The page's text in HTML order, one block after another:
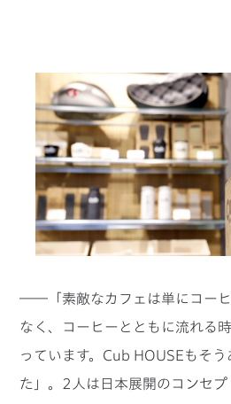
――「素敵なカフェは単にコー
なく、コーヒーとともに流れる
っています。Cub HOUSEもそう
た」。2人は日本展開のコンセプ